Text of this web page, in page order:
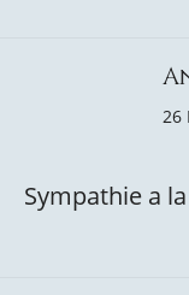
26
Sympathie a